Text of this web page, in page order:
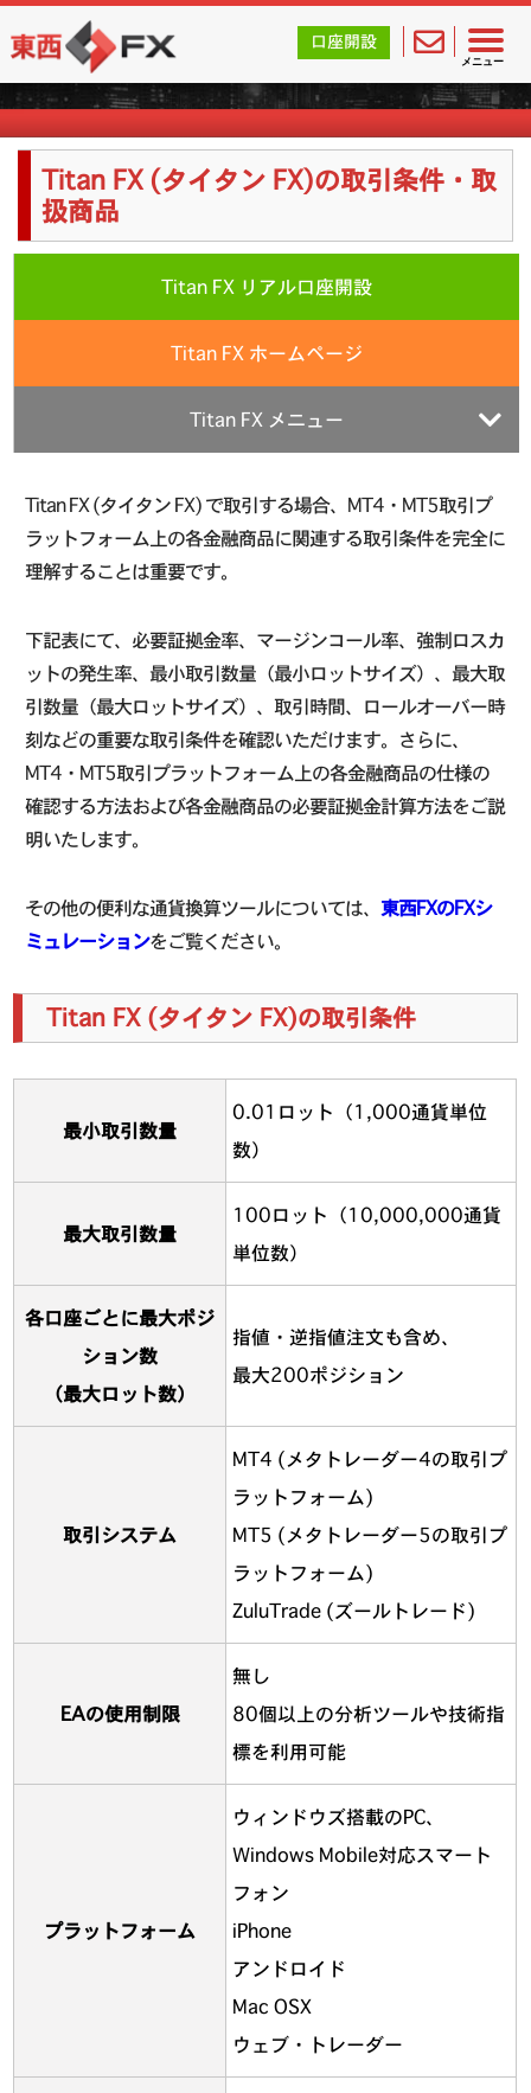
メニュー
東西FX｜海外FX会社（ブローカー）の無料口座開設サポ
口座開設
海外FX業者詳細
Titan FX (タイタン FX)の取引条件・取
扱商品
Titan FX リアル口座開設
Titan FX ホームページ
Titan FX メニュー
Titan FX (タイタン FX) で取引する場合、MT4・MT5取引プ
ラットフォーム上の各金融商品に関連する取引条件を完全に
理解することは重要です。
下記表にて、必要証拠金率、マージンコール率、強制ロスカ
ットの発生率、最小取引数量（最小ロットサイズ）、最大取
引数量（最大ロットサイズ）、取引時間、ロールオーバー時
刻などの重要な取引条件を確認いただけます。さらに、
MT4・MT5取引プラットフォーム上の各金融商品の仕様の
確認する方法および各金融商品の必要証拠金計算方法をご説
明いたします。
その他の便利な通貨換算ツールについては、東西FXのFXシ
ミュレーションをご覧ください。
Titan FX (タイタン FX)の取引条件
最小取引数量
0.01ロット（1,000通貨単位
数）
最大取引数量
100ロット（10,000,000通貨
単位数）
各口座ごとに最大ポジ
ション数
（最大ロット数）
指値・逆指値注文も含め、
最大200ポジション
取引システム
MT4 (メタトレーダー4の取引プ
ラットフォーム)
MT5 (メタトレーダー5の取引プ
ラットフォーム)
ZuluTrade (ズールトレード)
EAの使用制限
無し
80個以上の分析ツールや技術指
標を利用可能
プラットフォーム
ウィンドウズ搭載のPC、
Windows Mobile対応スマート
フォン
iPhone
アンドロイド
Mac OSX
ウェブ・トレーダー